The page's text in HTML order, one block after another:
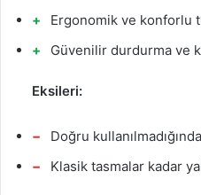
Ergonomik ve konforlu
Güvenilir durdurma ve
Eksileri:
Doğru
Klasik tasmalar kadar